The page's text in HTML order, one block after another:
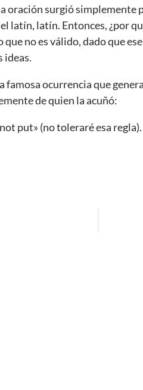
oración surgió simplemente
latín, latín. Entonces, ¿por
no es válido, dado que
ideas.
famosa ocurrencia que
de quien la acuñó:
put» (no toleraré esa regla).